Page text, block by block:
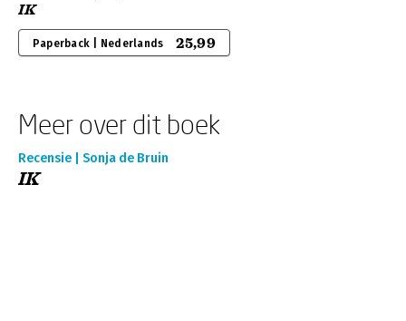
IK
Paperback | Nederlands 25,99
Meer over dit boek
Recensie | Sonja de Bruin
IK